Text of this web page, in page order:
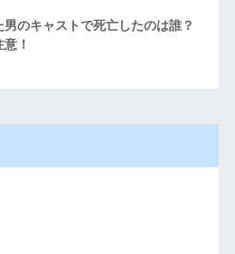
男のキャストで死亡したのは誰？
！